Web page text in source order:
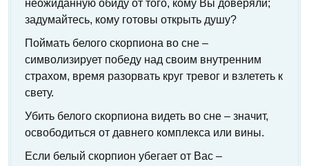
неожиданную обиду от того, кому Вы доверяли;
задумайтесь, кому готовы открыть душу?
Поймать белого скорпиона во сне –
символизирует победу над своим внутренним
страхом, время разорвать круг тревог и взлететь к
свету.
Убить белого скорпиона видеть во сне – значит,
освободиться от давнего комплекса или вины.
Если белый скорпион убегает от Вас –